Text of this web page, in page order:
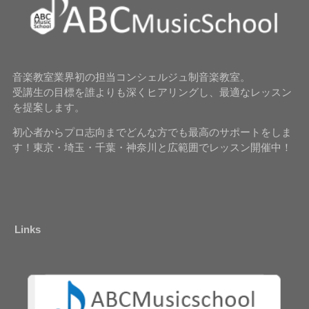
音楽教室業界初の担当コンシェルジュ制音楽教室。
受講生の目標を誰よりも深くヒアリングし、最適なレッスン
を提案します。
初心者からプロ志向までどんな方でも最高のサポートをしま
す！東京・埼玉・千葉・神奈川と広範囲でレッスン開催中！
Links